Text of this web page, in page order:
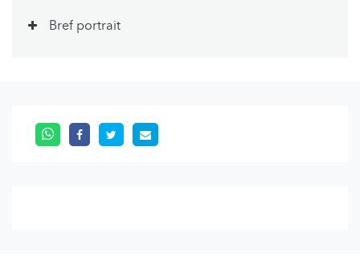
Bref portrait